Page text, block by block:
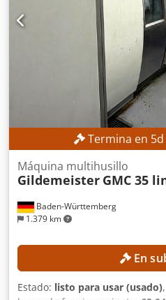
Referencia externa: SL15850SP
Termina en 5d
Baden-Württemberg
1.379 km
Máquina multihusillo
Gildemeister GMC 35
En
Estado: listo para usar (usado)